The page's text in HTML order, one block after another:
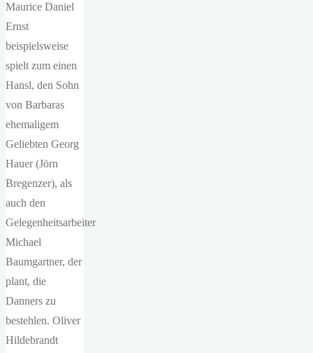
Maurice Daniel
Ernst
beispielsweise
spielt zum einen
Hansl, den Sohn
von Barbaras
ehemaligem
Geliebten Georg
Hauer (Jörn
Bregenzer), als
auch den
Gelegenheitsarbeiter
Michael
Baumgartner, der
plant, die
Danners zu
bestehlen. Oliver
Hildebrandt